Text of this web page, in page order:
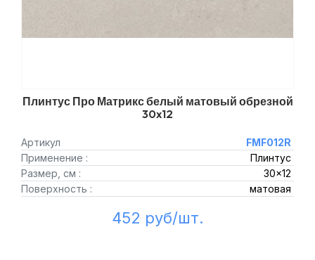
Плинтус Про Матрикс белый матовый обрезной
30x12
Артикул
FMF012R
Применение :
Плинтус
Размер, см :
30x12
Поверхность :
матовая
452 руб/шт.